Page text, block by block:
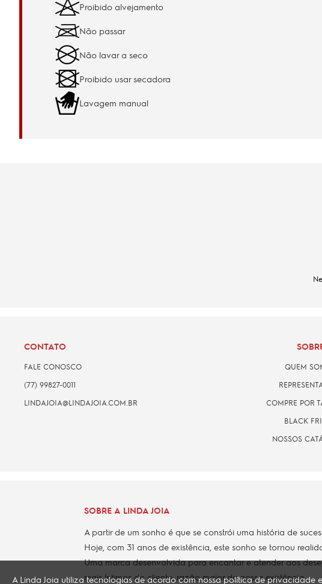
Proibido alvejamento
Não passar
Não lavar a seco
Proibido usar secadora
Lavagem manual
CONTATO
FALE CONOSCO
(77) 99827-0011
LINDAJOIA@LINDAJOIA.COM.BR
QUEM
COMPRE POR
BLACK
NOSSOS
SOBRE A LINDA JOIA
A partir de um sonho é que se constrói uma história de
Hoje, com 31 anos de existência, este sonho se tornou
Uma marca desenvolvida para encantar e atender aos
mais íntimos do cliente, razão maior da nossa existência.
A Linda Joia utiliza tecnologias de acordo com nossa política de